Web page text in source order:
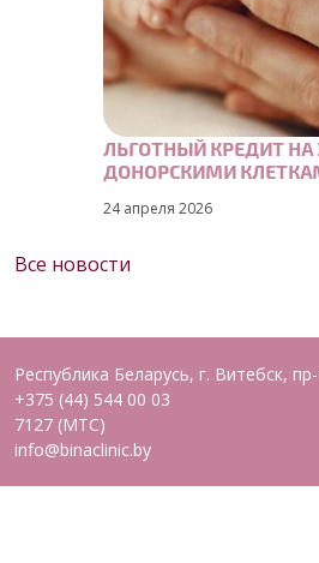
ЛЬГОТНЫЙ КРЕДИТ НА
ДОНОРСКИМИ
24 апреля 2026
Все новости
Республика Беларусь, г. Витебск,
+375 (44) 544 00 03
7127 (МТС)
info@binaclinic.by